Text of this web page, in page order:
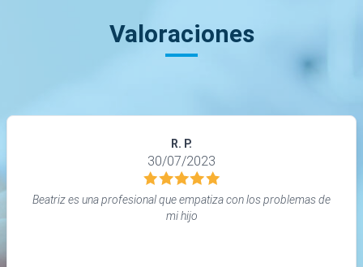
Valoraciones
R. P.
30/07/2023
Beatriz es una profesional que empatiza con los problemas de
mi hijo